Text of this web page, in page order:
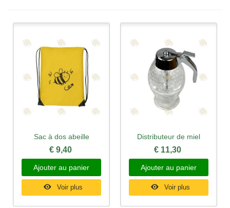
Sac à dos abeille
€ 9,40
Ajouter au panier
Voir plus
Distributeur de miel
€ 11,30
Ajouter au panier
Voir plus